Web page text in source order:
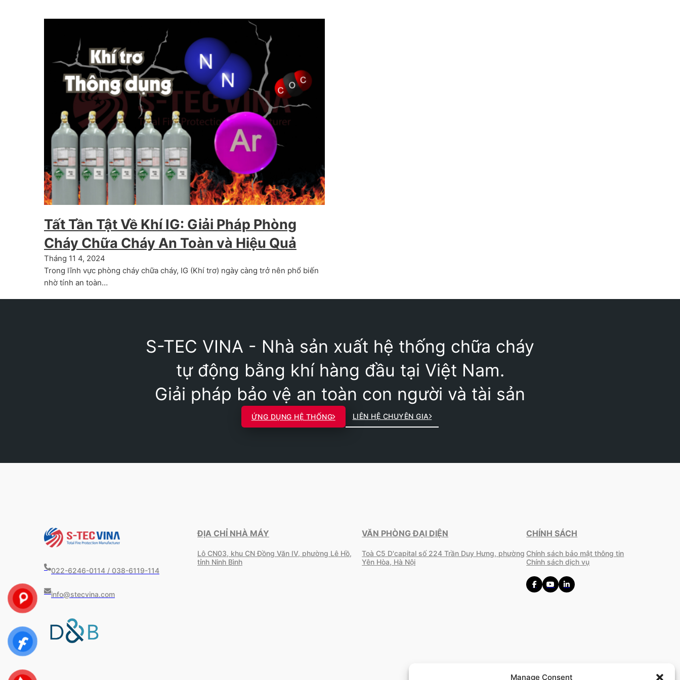
Manage Consent
Tất Tần Tật Về Khí IG: Giải Pháp Phòng
Cháy Chữa Cháy An Toàn và Hiệu Quả
Tháng 11 4, 2024
Trong lĩnh vực phòng cháy chữa cháy, IG (Khí trơ) ngày càng trở nên phổ biến
nhờ tính an toàn…
S-TEC VINA - Nhà sản xuất hệ thống chữa cháy
tự động bằng khí hàng đầu tại Việt Nam.
Giải pháp bảo vệ an toàn con người và tài sản
ỨNG DỤNG HỆ THỐNG LIÊN HỆ CHUYÊN GIA
022-6246-0114 / 038-6119-114
info@stecvina.com
ĐỊA CHỈ NHÀ MÁY
Lô CN03, khu CN Đồng Văn IV, phường Lê Hồ,
tỉnh Ninh Bình
VĂN PHÒNG ĐẠI DIỆN
Toà C5 D'capital số 224 Trần Duy Hưng, phường
Yên Hòa, Hà Nội
CHÍNH SÁCH
Chính sách bảo mật thông tin
Chính sách dịch vụ